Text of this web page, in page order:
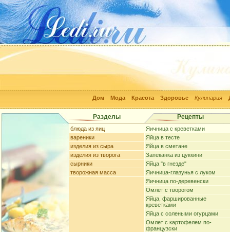
Дом Мода Красота Здоровье Кулинария
Разделы Рецепты
блюда из яиц
вареники
изделия из сыра
изделия из творога
сырники
творожная масса
Яичница с креветками
Яйца в тесте
Яйца в сметане
Запеканка из цуккини
Яйца "в гнезде"
Яичница-глазунья с луком
Яичница по-деревенски
Омлет с творогом
Яйца, фаршированные
креветками
Яйца с солеными огурцами
Омлет с картофелем по-
французски